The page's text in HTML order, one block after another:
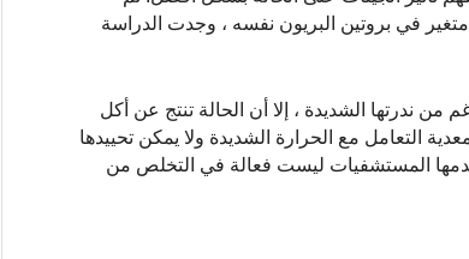
متغير في بروتين البريون نفسه ، وجدت الدراسة
ندرتها الشديدة ، إلا أن الحالة تنتج عن أكل
التعامل مع الحرارة الشديدة ولا يمكن تحييدها
المستشفيات ليست فعالة في التخلص من